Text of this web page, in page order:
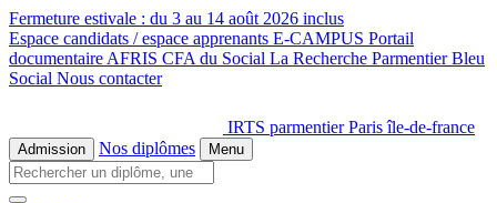
Fermeture estivale : du 3 au 14 août 2026 inclus
Espace candidats / espace apprenants E-CAMPUS Portail
documentaire AFRIS CFA du Social La Recherche Parmentier Bleu
Social Nous contacter
IRTS parmentier Paris île-de-france
Admission Nos diplômes Menu